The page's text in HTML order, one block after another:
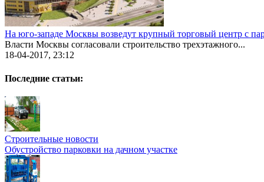
На юго-западе Москвы возведут крупный торговый центр с
Власти Москвы согласовали строительство трехэтажного...
18-04-2017, 23:12
Последние статьи:
Строительные новости
Обустройство парковки на дачном участке